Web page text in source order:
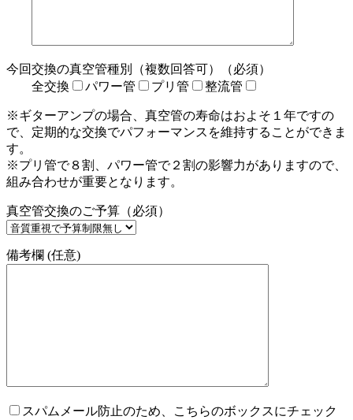
今回交換の真空管種別（複数回答可）（必須）
全交換
パワー管 プリ管 整流管
※ギターアンプの場合、真空管の寿命はおよそ１年ですの
で、定期的な交換でパフォーマンスを維持することができま
す。
※プリ管で８割、パワー管で２割の影響力がありますので、
組み合わせが重要となります。
真空管交換のご予算（必須）
備考欄 (任意)
スパムメール防止のため、こちらのボックスにチェック